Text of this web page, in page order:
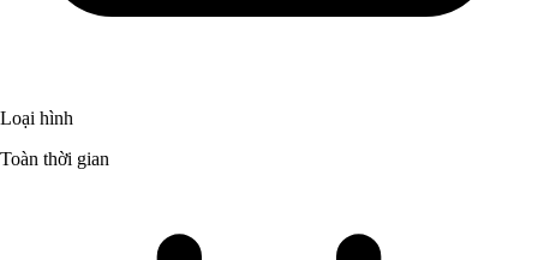
Loại hình
Toàn thời gian